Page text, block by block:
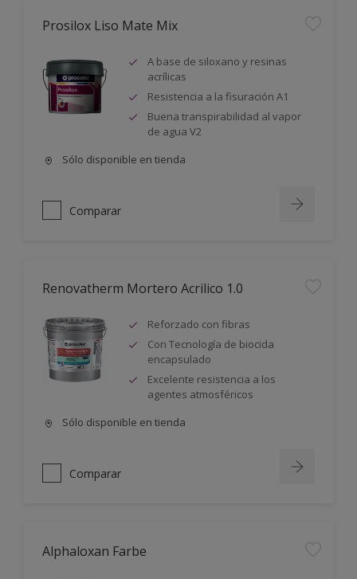
Prosilox Liso Mate Mix
A base de siloxano y resinas
acrílicas
Resistencia a la fisuración A1
Buena transpirabilidad al vapor
de agua V2
Sólo disponible en tienda
Comparar
Renovatherm Mortero Acrilico 1.0
Reforzado con fibras
Con Tecnología de biocida
encapsulado
Excelente resistencia a los
agentes atmosféricos
Sólo disponible en tienda
Comparar
Alphaloxan Farbe